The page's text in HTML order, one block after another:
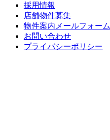
採用情報
店舗物件募集
物件案内メールフォーム
お問い合わせ
プライバシーポリシー